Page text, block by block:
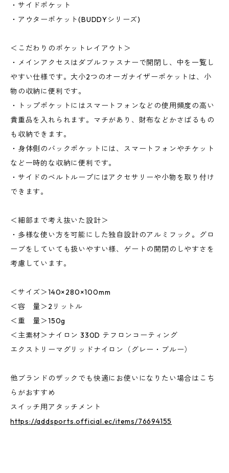
・サイドポケット
・アウターポケット(BUDDYシリーズ)
＜こだわりのポケットレイアウト＞
・メインアクセスはダブルファスナーで開閉し、中を一覧し
やすい仕様です。大小2つのオーガナイザーポケットは、小
物の収納に便利です。
・トップポケットにはスマートフォンなどの使用頻度の高い
貴重品を入れられます。マチがあり、財布などかさばるもの
も収納できます。
・身体側のバックポケットには、スマートフォンやチケット
など一時的な収納に便利です。
・サイドのベルトループにはアクセサリーや小物を取り付け
できます。
＜細部まで考え抜いた設計＞
・多様な使い方を可能にした独自設計のアルミフック。グロ
ーブをしていても扱いやすい様、ゲートの開閉のしやすさを
考慮しています。
＜サイズ＞140×280×100mm
＜容 量＞2リットル
＜重 量＞150g
＜主素材＞ナイロン 330D テフロンコーティング
エクストリーマグリッドナイロン（グレー・ブルー）
他ブランドのザックでも快適にお使いになりたい場合はこち
らがおすすめ
スイッチ用アタッチメント
https://addsports.official.ec/items/76694155